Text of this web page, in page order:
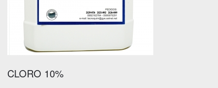
CLORO 10%